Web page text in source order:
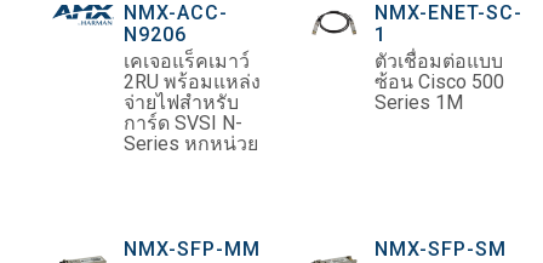
NMX-ACC-
N9206
เคเจอแร็คเมาว์
2RU พร้อมแหล่ง
จ่ายไฟสำหรับ
การ์ด SVSI N-
Series หกหน่วย
NMX-ENET-SC-
1
ตัวเชื่อมต่อแบบ
ซ้อน Cisco 500
Series 1M
NMX-SFP-MM
NMX-SFP-SM